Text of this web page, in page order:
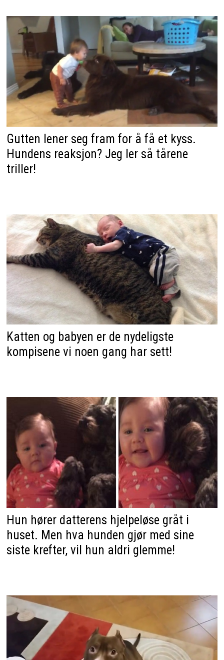
Gutten lener seg fram for å få et kyss.
Hundens reaksjon? Jeg ler så tårene
triller!
Katten og babyen er de nydeligste
kompisene vi noen gang har sett!
Hun hører datterens hjelpeløse gråt i
huset. Men hva hunden gjør med sine
siste krefter, vil hun aldri glemme!